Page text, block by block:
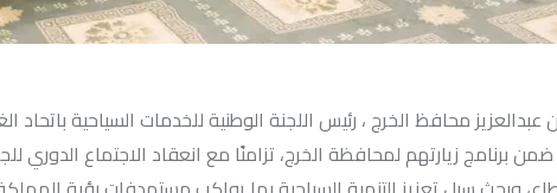
محافظ الخرج ، رئيس اللجنة الوطنية للخدمات السياحية
برنامج زيارتهم لمحافظة الخرج، تزامنًا مع انعقاد الاجتماع الدوري